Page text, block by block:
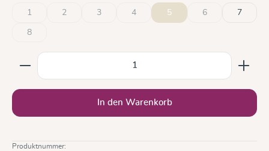
1
(Diese Option ist zurzeit nicht verfügbar.)
2
(Diese Option ist zurzeit nicht verfügbar.)
3
(Diese Option ist zurzeit nicht verfügbar.)
4
(Diese Option ist zurzeit nicht verfügbar.)
5 6 7
8
Produkt Anzahl: Gib den gewünschten Wert ein
In den Warenkorb
Produktnummer: